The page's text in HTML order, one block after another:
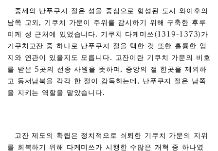
중세의 난푸쿠지 절은 성을 중심으로 형성된 도시 와이후의
남쪽 교외, 기쿠치 가문이 주위를 감시하기 위해 구축한 후루
이케 성 근처에 있었습니다. 기쿠치 다케미쓰(1319-1373)가
기쿠치고잔 중 하나로 난푸쿠지 절을 택한 것 또한 훌륭한 입
지와 연관이 있을지도 모릅니다. 고잔이란 기쿠치 가문의 비호
를 받은 5곳의 선종 사원을 뜻하며, 중앙의 절 한곳을 제외하
고 동서남북을 각각 한 절이 감독하는데, 난푸쿠지 절은 남쪽
을 지키는 역할을 맡았습니다.
고잔 제도의 확립은 정치적으로 쇠퇴한 기쿠치 가문의 지위
를 회복하기 위해 다케미쓰가 시행한 수많은 개혁 중 하나였